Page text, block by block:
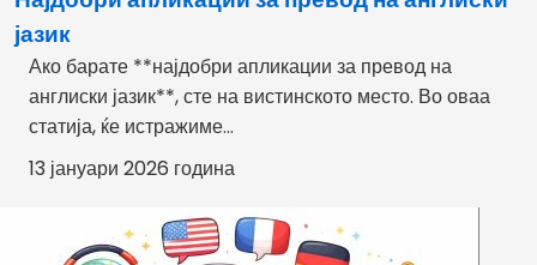
јазик
Ако барате **најдобри апликации за превод на
англиски јазик**, сте на вистинското место. Во оваа
статија, ќе истражиме...
13 јануари 2026 година